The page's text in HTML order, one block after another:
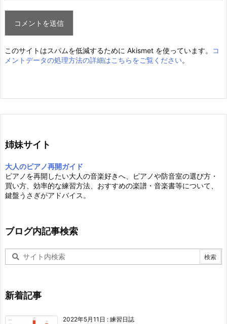
このサイトはスパムを低減するために Akismet を使っています。
コ
メントデータの処理方法の詳細はこちらをご覧ください。
姉妹サイト
大人のピアノ再開ガイド
ピアノを再開したい大人の音楽好きへ、ピアノや防音室の選び方・
買い方、効率的な練習方法、おすすめの楽譜・音楽書等について、
鍵盤うさぎがアドバイス。
ブログ内記事検索
新着記事
2022年5月11日 : 練習日誌